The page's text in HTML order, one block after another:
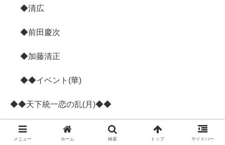
◆清広
◆前田慶次
◆加藤清正
◆◆イベント(華)
◆◆天下統一恋の乱(月)◆◆
◆藤林朔夜
メニュー ホーム 検索 トップ サイドバー